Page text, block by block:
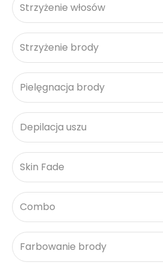
Strzyżenie włosów
Strzyżenie brody
Pielęgnacja brody
Depilacja uszu
Skin Fade
Combo
Farbowanie brody